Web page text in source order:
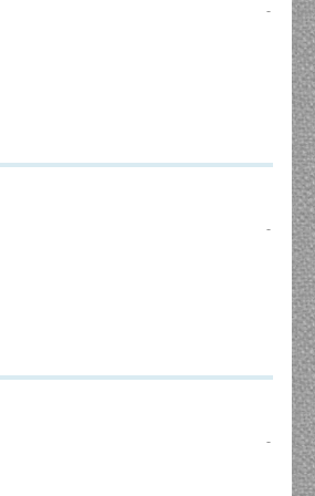
-
-
-